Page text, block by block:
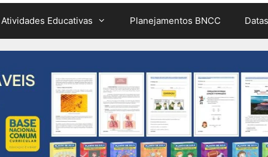
Atividades Educativas Planejamentos BNCC